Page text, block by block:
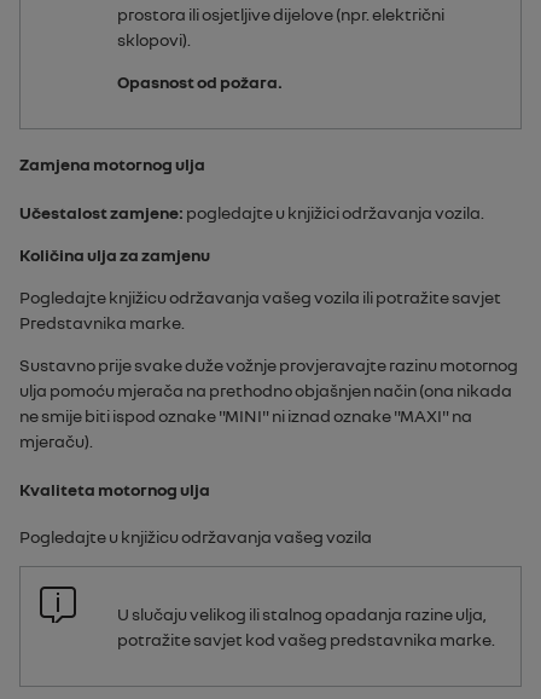
prostora ili osjetljive dijelove (npr. električni
sklopovi).
Opasnost od požara.
Zamjena motornog ulja
Učestalost zamjene: pogledajte u knjižici održavanja vozila.
Količina ulja za zamjenu
Pogledajte knjižicu održavanja vašeg vozila ili potražite savjet
Predstavnika marke.
Sustavno prije svake duže vožnje provjeravajte razinu motornog
ulja pomoću mjerača na prethodno objašnjen način (ona nikada
ne smije biti ispod oznake "MINI" ni iznad oznake "MAXI" na
mjeraču).
Kvaliteta motornog ulja
Pogledajte u knjižicu održavanja vašeg vozila
U slučaju velikog ili stalnog opadanja razine ulja,
potražite savjet kod vašeg predstavnika marke.